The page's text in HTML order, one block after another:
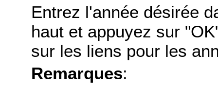
Entrez l'année désirée
haut et appuyez sur
sur les liens pour les
Remarques: